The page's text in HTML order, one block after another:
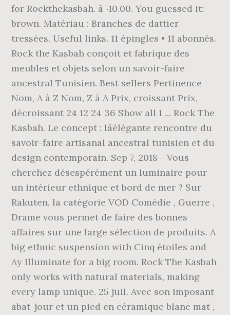
for Rockthekasbah. â¬10.00. You guessed it:
brown. Matériau : Branches de dattier
tressées. Useful links. 11 épingles • 11 abonnés.
Rock the Kasbah conçoit et fabrique des
meubles et objets selon un savoir-faire
ancestral Tunisien. Best sellers Pertinence
Nom, A à Z Nom, Z à A Prix, croissant Prix,
décroissant 24 12 24 36 Show all 1 ... Rock The
Kasbah. Le concept : lâélégante rencontre du
savoir-faire artisanal ancestral tunisien et du
design contemporain. Sep 7, 2018 - Vous
cherchez désespérément un luminaire pour
un intérieur ethnique et bord de mer ? Sur
Rakuten, la catégorie VOD Comédie , Guerre ,
Drame vous permet de faire des bonnes
affaires sur une large sélection de produits. A
big ethnic suspension with Cinq étoiles and
Ay Illuminate for a big room. Rock The Kasbah
only works with natural materials, making
every lamp unique. 25 juil. Avec son imposant
abat-jour et un pied en céramique blanc mat ,